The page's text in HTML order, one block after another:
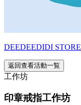
DEEDEEDIDI STORE
返回查看活動一覧
工作坊
印章戒指工作坊